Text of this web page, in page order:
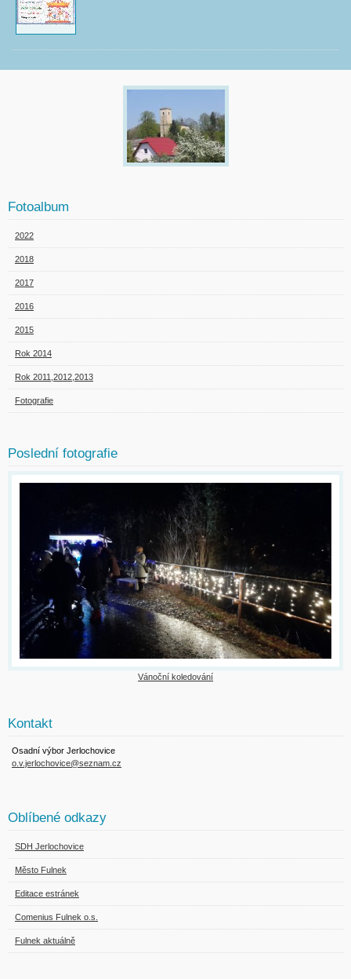
Fotoalbum
2022
2018
2017
2016
2015
Rok 2014
Rok 2011,2012,2013
Fotografie
Poslední fotografie
Vánoční koledování
Kontakt
Osadní výbor Jerlochovice
o.v.jerlochovice@seznam.cz
Oblíbené odkazy
SDH Jerlochovice
Město Fulnek
Editace estránek
Comenius Fulnek o.s.
Fulnek aktuálně